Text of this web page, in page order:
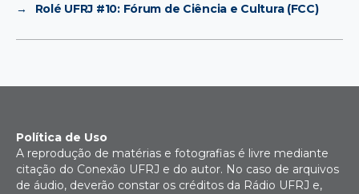
→
Rolé UFRJ #10: Fórum de Ciência e Cultura (FCC)
Política de Uso
A reprodução de matérias e fotografias é livre mediante
citação do Conexão UFRJ e do autor. No caso de arquivos
de áudio, deverão constar os créditos da Rádio UFRJ e,